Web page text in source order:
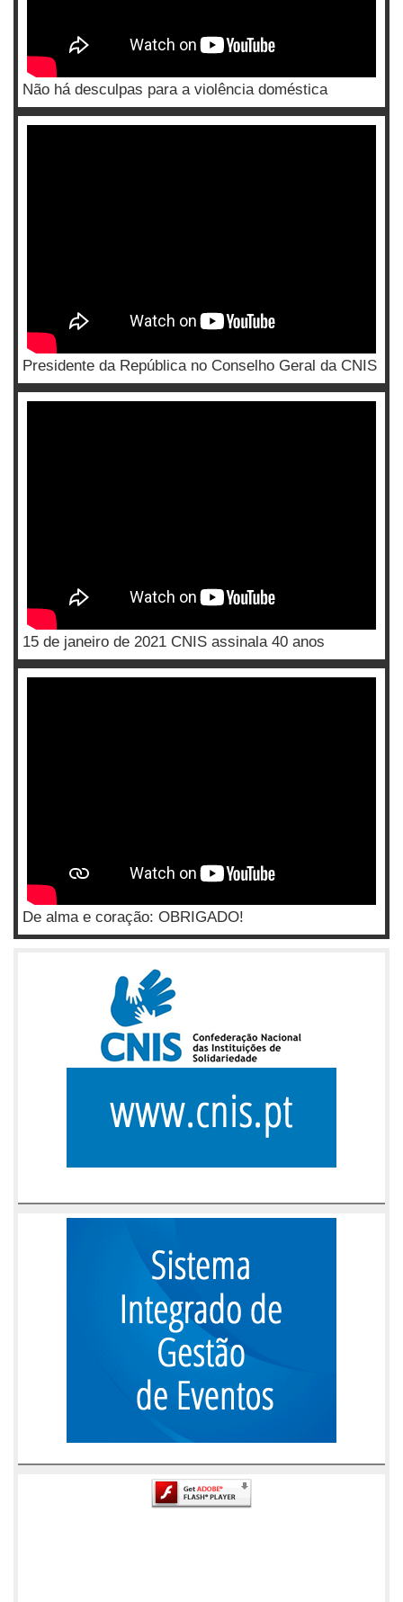
Não há desculpas para a violência doméstica
Presidente da República no Conselho Geral da CNIS
15 de janeiro de 2021 CNIS assinala 40 anos
De alma e coração: OBRIGADO!